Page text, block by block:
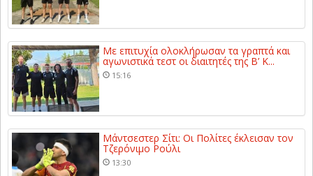
Με επιτυχία ολοκλήρωσαν τα γραπτά και
αγωνιστικά τεστ οι διαιτητές της Β’ Κ...
15:16
Μάντσεστερ Σίτι: Οι Πολίτες έκλεισαν τον
Τζερόνιμο Ρούλι
13:30